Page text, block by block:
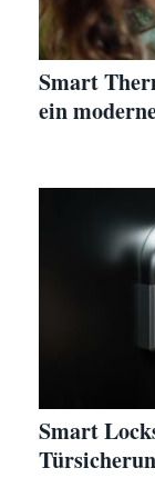
Smart
ein
Smart